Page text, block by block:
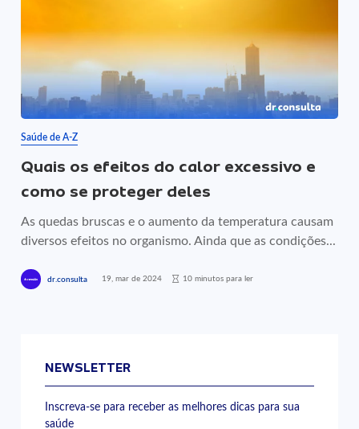
Saúde de A-Z
Quais os efeitos do calor excessivo e
como se proteger deles
As quedas bruscas e o aumento da temperatura causam
diversos efeitos no organismo. Ainda que as condições...
dr.consulta 19, mar de 2024 10 minutos para ler
NEWSLETTER
Inscreva-se para receber as melhores dicas para sua
saúde